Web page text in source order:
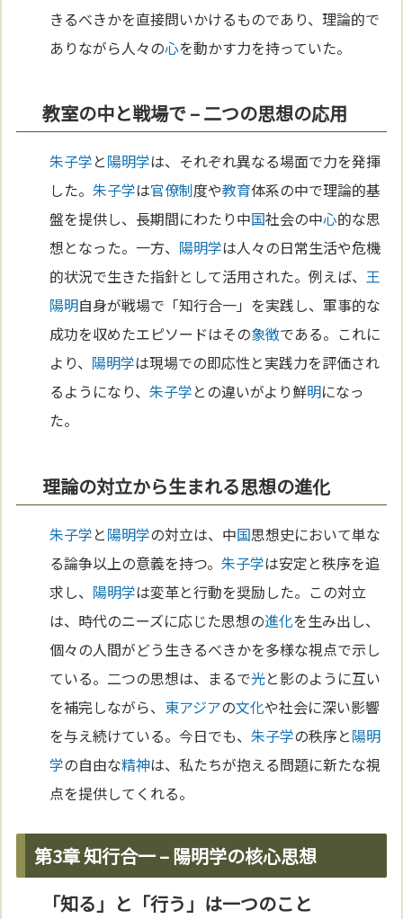
きるべきかを直接問いかけるものであり、理論的で
ありながら人々の心を動かす力を持っていた。
教室の中と戦場で – 二つの思想の応用
朱子学と陽明学は、それぞれ異なる場面で力を発揮
した。朱子学は官僚制度や教育体系の中で理論的基
盤を提供し、長期間にわたり中国社会の中心的な思
想となった。一方、 陽明学は人々の日常生活や危機
的状況で生きた指針として活用された。例えば、王
陽明自身が戦場で「知行合一」を実践し、軍事的な
成功を収めたエピソードはその象徴である。これに
より、 陽明学は現場での即応性と実践力を評価され
るようになり、朱子学との違いがより鮮明になっ
た。
理論の対立から生まれる思想の進化
朱子学と陽明学の対立は、中国思想史において単な
る論争以上の意義を持つ。朱子学は安定と秩序を追
求し、 陽明学は変革と行動を奨励した。この対立
は、時代のニーズに応じた思想の進化を生み出し、
個々の人間がどう生きるべきかを多様な視点で示し
ている。二つの思想は、まるで光と影のように互い
を補完しながら、 東アジアの文化や社会に深い影響
を与え続けている。今日でも、朱子学の秩序と陽明
学の自由な精神は、私たちが抱える問題に新たな視
点を提供してくれる。
第3章 知行合一 – 陽明学の核心思想
「知る」と「行う」は一つのこと